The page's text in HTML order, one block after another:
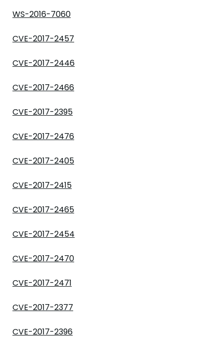
WS-2016-7060
CVE-2017-2457
CVE-2017-2446
CVE-2017-2466
CVE-2017-2395
CVE-2017-2476
CVE-2017-2405
CVE-2017-2415
CVE-2017-2465
CVE-2017-2454
CVE-2017-2470
CVE-2017-2471
CVE-2017-2377
CVE-2017-2396